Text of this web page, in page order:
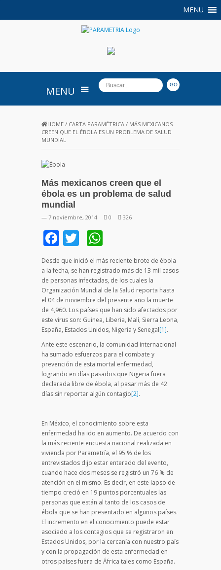
MENU
PARAMETRIA
MENU
HOME / CARTA PARAMÉTRICA / MÁS MEXICANOS
CREEN QUE EL ÉBOLA ES UN PROBLEMA DE SALUD
MUNDIAL
Más mexicanos creen que el
ébola es un problema de salud
mundial
— 7 noviembre, 2014 0 326
Facebook
Twitter
Desde que inició el más reciente brote de ébola
a la fecha, se han registrado más de 13 mil casos
de personas infectadas, de los cuales la
Organización Mundial de la Salud reporta hasta
el 04 de noviembre del presente año la muerte
de 4,960. Los países que han sido afectados por
este virus son: Guinea, Liberia, Malí, Sierra Leona,
España, Estados Unidos, Nigeria y Senegal[1].
Ante este escenario, la comunidad internacional
ha sumado esfuerzos para el combate y
prevención de esta mortal enfermedad,
logrando en días pasados que Nigeria fuera
declarada libre de ébola, al pasar más de 42
días sin reportar algún contagio[2].
En México, el conocimiento sobre esta
enfermedad ha ido en aumento. De acuerdo con
la más reciente encuesta nacional realizada en
vivienda por Parametría, el 95 % de los
entrevistados dijo estar enterado del evento,
cuando hace dos meses se registró un 76 % de
atención en el mismo. Es decir, en este lapso de
tiempo creció en 19 puntos porcentuales las
personas que están al tanto de los casos de
ébola que se han presentado en algunos países.
El incremento en el conocimiento puede estar
asociado a los contagios que se registraron en
Estados Unidos, por la cercanía con nuestro país
y con la propagación de esta enfermedad en
otros países fuera de África tales como España.